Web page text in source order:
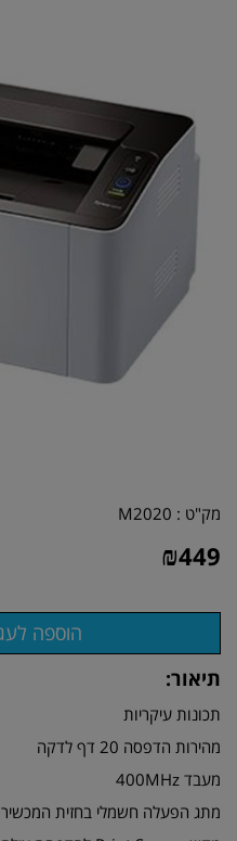
מק"ט : M2020
₪449
תיאור:
תכונות עיקריות
מהירות הדפסה 20 דף לדקה
מעבד 400MHz
מתג הפעלה חשמלי בחזית המכשיר